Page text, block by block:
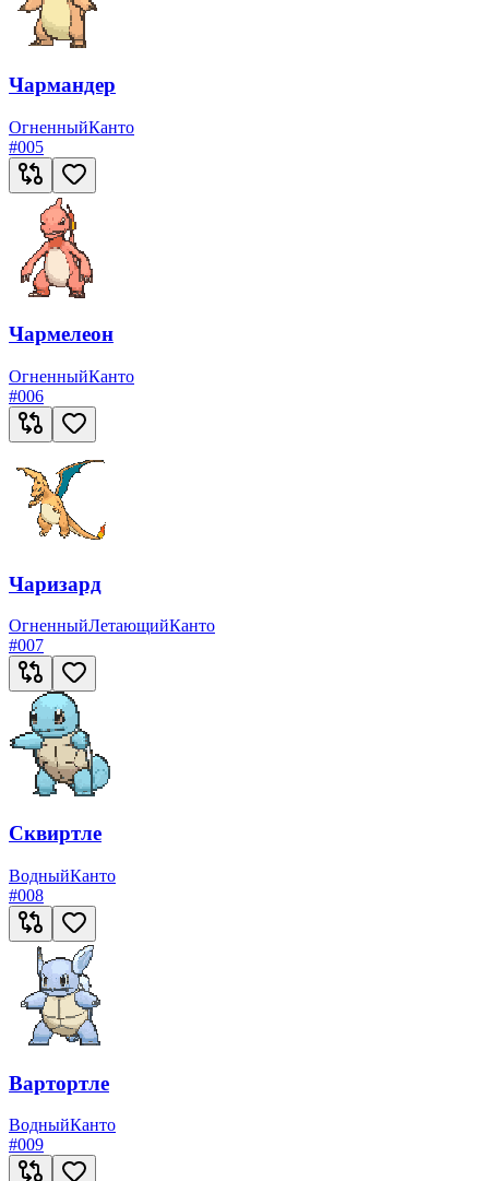
Чармандер
ОгненныйКанто
#005
Чармелеон
ОгненныйКанто
#006
Чаризард
ОгненныйЛетающийКанто
#007
Сквиртле
ВодныйКанто
#008
Вартортле
ВодныйКанто
#009